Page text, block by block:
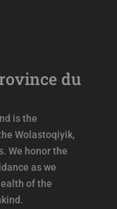
du
is the
Wolastoqiyik,
We honor the
as we
of the